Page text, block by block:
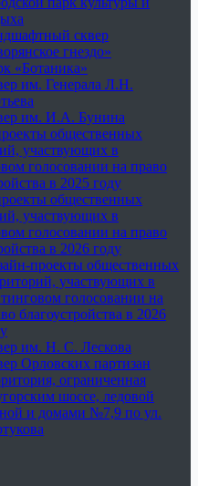
сквер
гнездо»
«Ботаника»
им. Генерала Л.Н.
им. И.А. Бунина
общественных
участвующих в
голосовании на право
в 2025 году
общественных
участвующих в
голосовании на право
в 2026 году
проекты общественных
участвующих в
голосовании на
благоустройства в 2026
им. Н. С. Лескова
Орловских партизан
ограниченная
шоссе, ледовой
и домами №7,9 по ул.